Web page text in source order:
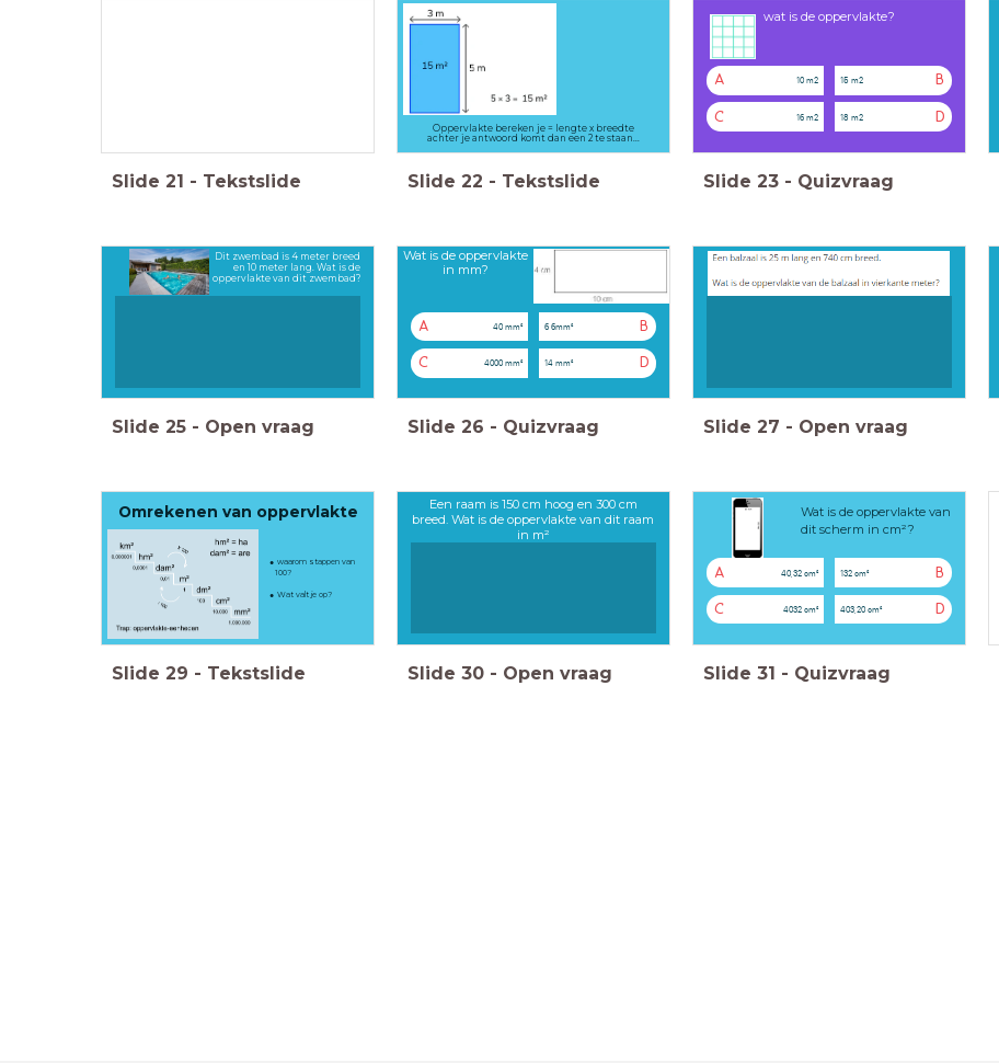
Slide 21 - Tekstslide
Oppervlakte bereken je = lengte x breedte
achter je antwoord komt dan een 2 te staan...
Slide 22 - Tekstslide
wat is de oppervlakte?
A 10 m2 B
15 m2
C 16 m2 D
18 m2
Slide 23 - Quizvraag
Dit zwembad is 4 meter breed
en 10 meter lang. Wat is de
oppervlakte van dit zwembad?
Slide 25 - Open vraag
Wat is de oppervlakte
in mm?
A 40 mm² B
6 6mm²
C 4000 mm² D
14 mm²
Slide 26 - Quizvraag Slide 27 - Open vraag
Omrekenen van oppervlakte
waarom stappen van
100?
Wat valt je op?
Slide 29 - Tekstslide
Een raam is 150 cm hoog en 300 cm
breed. Wat is de oppervlakte van dit raam
in m²
Slide 30 - Open vraag
Wat is de oppervlakte van
dit scherm in cm²?
A 40,32 cm² B
132 cm²
C 4032 cm² D
403,20 cm²
Slide 31 - Quizvraag